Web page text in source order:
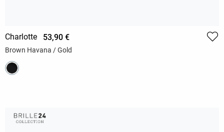
Charlotte 53,90 €
Brown Havana / Gold